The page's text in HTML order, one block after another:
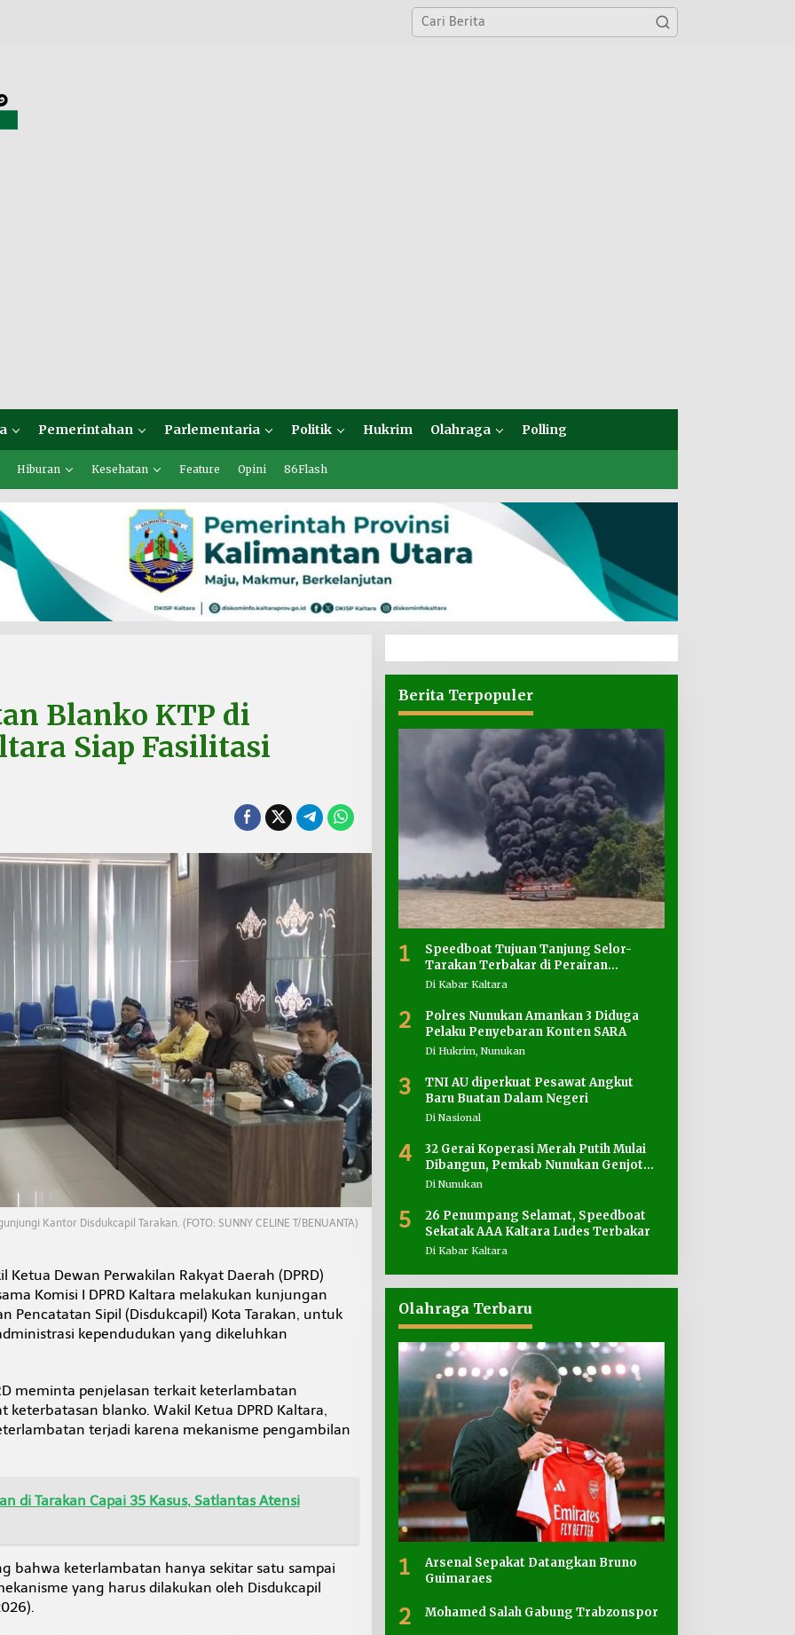
Pemerintahan Parlementaria Politik Hukrim Olahraga Polling
Hiburan Kesehatan Feature Opini 86Flash
Blanko KTP di
Siap Fasilitasi
Kantor Disdukcapil Tarakan. (FOTO: SUNNY CELINE T/BENUANTA)
Ketua Dewan Perwakilan Rakyat Daerah (DPRD)
Komisi I DPRD Kaltara melakukan kunjungan
Pencatatan Sipil (Disdukcapil) Kota Tarakan, untuk
kependudukan yang dikeluhkan
meminta penjelasan terkait keterlambatan
keterbatasan blanko. Wakil Ketua DPRD Kaltara,
terjadi karena mekanisme pengambilan
di Tarakan Capai 35 Kasus, Satlantas Atensi
bahwa keterlambatan hanya sekitar satu sampai
yang harus dilakukan oleh Disdukcapil
Berita Terpopuler
1
Speedboat Tujuan Tanjung Selor-
Tarakan Terbakar di Perairan
Salimbatu
Di Kabar Kaltara
2
Polres Nunukan Amankan 3 Diduga
Pelaku Penyebaran Konten SARA
Di Hukrim, Nunukan
3
TNI AU diperkuat Pesawat Angkut
Baru Buatan Dalam Negeri
Di Nasional
4
32 Gerai Koperasi Merah Putih Mulai
Dibangun, Pemkab Nunukan Genjot
Penyediaan Lahan
Di Nunukan
5
26 Penumpang Selamat, Speedboat
Sekatak AAA Kaltara Ludes Terbakar
Di Kabar Kaltara
Olahraga Terbaru
1
Arsenal Sepakat Datangkan Bruno
Guimaraes
2 Mohamed Salah Gabung Trabzonspor